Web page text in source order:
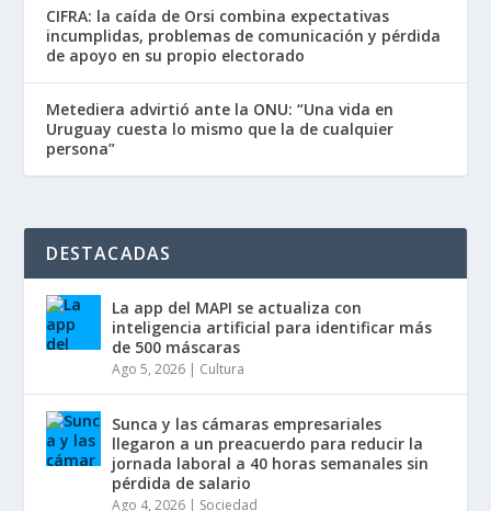
CIFRA: la caída de Orsi combina expectativas
incumplidas, problemas de comunicación y pérdida
de apoyo en su propio electorado
Metediera advirtió ante la ONU: “Una vida en
Uruguay cuesta lo mismo que la de cualquier
persona”
DESTACADAS
La app del MAPI se actualiza con
inteligencia artificial para identificar más
de 500 máscaras
Ago 5, 2026 | Cultura
Sunca y las cámaras empresariales
llegaron a un preacuerdo para reducir la
jornada laboral a 40 horas semanales sin
pérdida de salario
Ago 4, 2026 | Sociedad